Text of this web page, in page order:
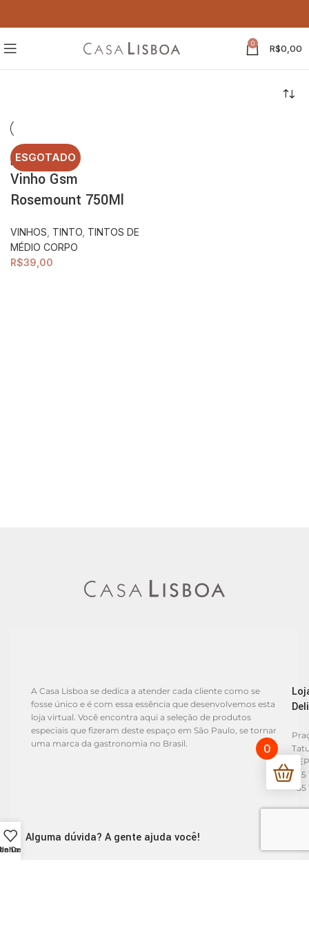
0 R$0,00
ESGOTADO
Leia mais
Vinho Gsm
Rosemount 750Ml
VINHOS TINTO TINTOS DE
MÉDIO CORPO
R$39,00
A Casa Lisboa se dedica a atender cada cliente como se
fosse único e é com essa essência que desenvolvemos esta
loja virtual. Você encontra aqui a seleção de produtos
especiais que fizeram deste espaço em São Paulo, se tornar
uma marca da gastronomia no Brasil.
+55
+55
Alguma dúvida? A gente ajuda você!
Desejos
conta
0